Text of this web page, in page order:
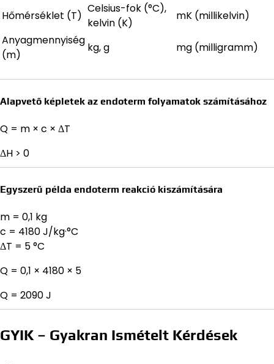
Hőmérséklet (T)
Celsius-fok (°C),
kelvin (K)
mK (millikelvin)
Anyagmennyiség
(m)
kg, g mg (milligramm)
Alapvető képletek az endoterm folyamatok számításához
Q = m × c × ΔT
ΔH > 0
Egyszerű példa endoterm reakció kiszámítására
m = 0,1 kg
c = 4180 J/kg·°C
ΔT = 5 °C
Q = 0,1 × 4180 × 5
Q = 2090 J
GYIK – Gyakran Ismételt Kérdések